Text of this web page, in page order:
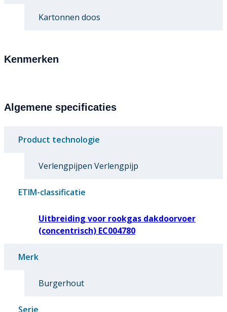
Kartonnen doos
Kenmerken
Algemene specificaties
Product technologie
Verlengpijpen Verlengpijp
ETIM-classificatie
Uitbreiding voor rookgas dakdoorvoer
(concentrisch) EC004780
Merk
Burgerhout
Serie